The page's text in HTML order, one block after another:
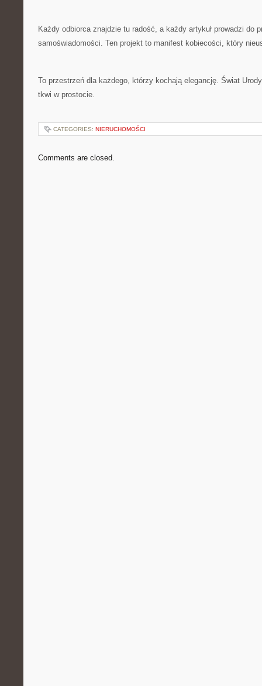
Każdy odbiorca znajdzie tu radość, a każdy artykuł prowadzi do
samoświadomości. Ten projekt to manifest kobiecości, który
To przestrzeń dla każdego, którzy kochają elegancję. Świat
tkwi w prostocie.
CATEGORIES: NIERUCHOMOŚCI
Comments are closed.